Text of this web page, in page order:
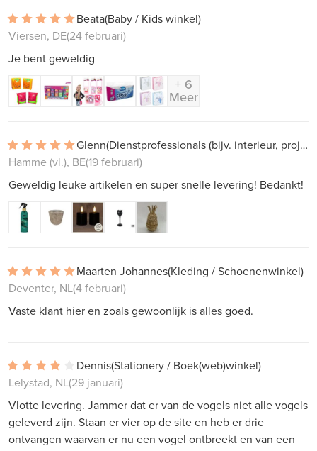
Beata(Baby / Kids winkel)
Viersen, DE(24 februari)
Je bent geweldig
+ 6
Meer
Glenn
(Dienstprofessionals (bijv. interieur, projectwerk))
Hamme (vl.), BE(19 februari)
Geweldig leuke artikelen en super snelle levering! Bedankt!
Maarten Johannes(Kleding / Schoenenwinkel)
Deventer, NL(4 februari)
Vaste klant hier en zoals gewoonlijk is alles goed.
Dennis(Stationery / Boek(web)winkel)
Lelystad, NL(29 januari)
Vlotte levering. Jammer dat er van de vogels niet alle vogels
geleverd zijn. Staan er vier op de site en heb er drie
ontvangen waarvan er nu een vogel ontbreekt en van een